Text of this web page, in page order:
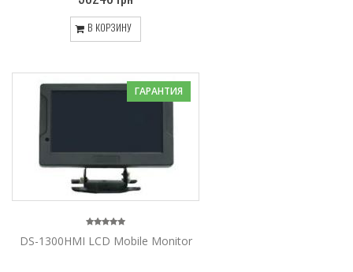
В КОРЗИНУ
ГАРАНТИЯ
DS-1300HMI LCD Mobile Monitor